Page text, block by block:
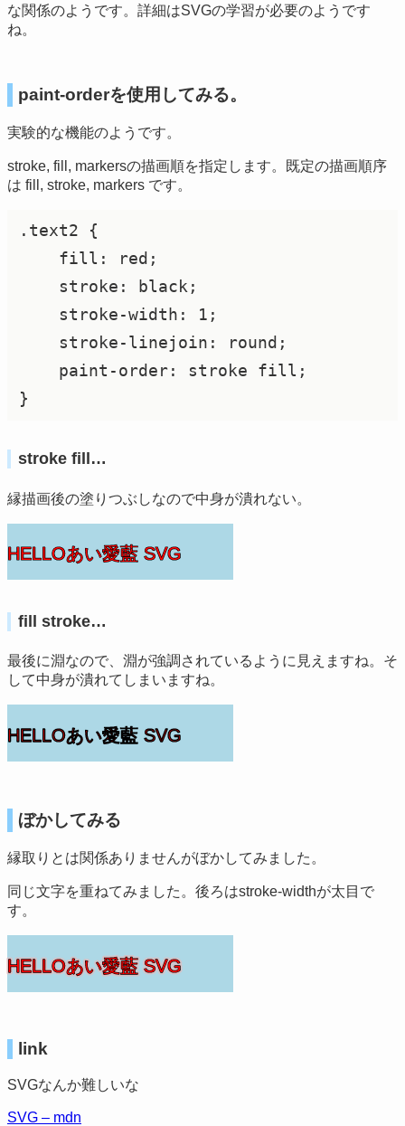
な関係のようです。詳細はSVGの学習が必要のようです
ね。
paint-orderを使用してみる。
実験的な機能のようです。
stroke, fill, markersの描画順を指定します。既定の描画順序
は fill, stroke, markers です。
.text2 {
stroke fill…
縁描画後の塗りつぶしなので中身が潰れない。
HELLOあい愛藍 SVG
fill stroke…
最後に淵なので、淵が強調されているように見えますね。そ
して中身が潰れてしまいますね。
HELLOあい愛藍 SVG
ぼかしてみる
縁取りとは関係ありませんがぼかしてみました。
同じ文字を重ねてみました。後ろはstroke-widthが太目で
す。
HELLOあい愛藍 SVG
HELLOあい愛藍 SVG
link
SVGなんか難しいな
SVG – mdn